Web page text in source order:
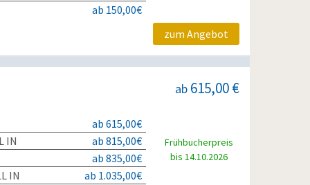
ab 150,00€
zum Angebot
ab 615,00 €
ab 615,00€
IN
ab 815,00€
ab 835,00€
IN
ab 1.035,00€
Frühbucherpreis
bis 14.10.2026